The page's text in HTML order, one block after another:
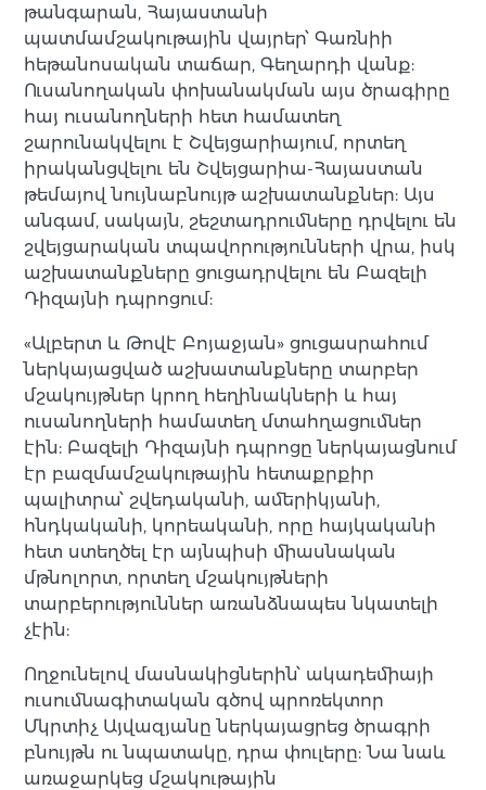
թանգարան, Հայաստանի
պատմամշակութային վայրեր՝ Գառնիի
հեթանոսական տաճար, Գեղարդի վանք:
Ուսանողական փոխանակման այս ծրագիրը
հայ ուսանողների հետ համատեղ
շարունակվելու է Շվեյցարիայում, որտեղ
իրականցվելու են Շվեյցարիա-Հայաստան
թեմայով նույնաբնույթ աշխատանքներ: Այս
անգամ, սակայն, շեշտադրումները դրվելու են
շվեյցարական տպավորությունների վրա, իսկ
աշխատանքները ցուցադրվելու են Բազելի
Դիզայնի դպրոցում:
«Ալբերտ և Թովէ Բոյաջյան» ցուցասրահում
ներկայացված աշխատանքները տարբեր
մշակույթներ կրող հեղինակների և հայ
ուսանողների համատեղ մտահղացումներ
էին: Բազելի Դիզայնի դպրոցը ներկայացնում
էր բազմամշակութային հետաքրքիր
պալիտրա՝ շվեդականի, ամերիկյանի,
հնդկականի, կորեականի, որը հայկականի
հետ ստեղծել էր այնպիսի միասնական
մթնոլորտ, որտեղ մշակույթների
տարբերություններ առանձնապես նկատելի
չէին:
Ողջունելով մասնակիցներին՝ ակադեմիայի
ուսումնագիտական գծով պրոռեկտոր
Մկրտիչ Այվազյանը ներկայացրեց ծրագրի
բնույթն ու նպատակը, դրա փուլերը: Նա նաև
առաջարկեց մշակութային